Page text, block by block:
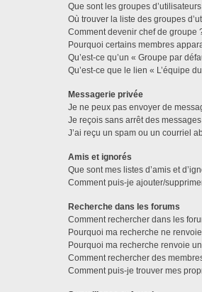
Que sont les groupes
Où trouver la liste des groupes
Comment devenir chef de groupe
Pourquoi certains membres
Qu’est-ce qu’un « Groupe par
Qu’est-ce que le lien « L’équipe
Messagerie privée
Je ne peux pas envoyer de
Je reçois sans arrêt des
J’ai reçu un spam ou un courriel
Amis et ignorés
Que sont mes listes d’amis et
Comment puis-je ajouter/
Recherche dans les forums
Comment rechercher dans les
Pourquoi ma recherche ne
Pourquoi ma recherche renvoie
Comment rechercher des
Comment puis-je trouver mes